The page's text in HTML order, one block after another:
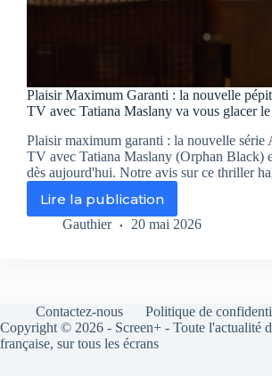
Plaisir Maximum Garanti : la nouvelle
TV avec Tatiana Maslany va vous glacer le
Plaisir maximum garanti : la nouvelle série
TV avec Tatiana Maslany (Orphan Black)
dès aujourd'hui. Notre avis sur ce thriller
Lire la publication
Plaisir
Maximum
pépite
Apple
TV
Gauthier 20 mai 2026
Contactez-nous
Politique de
Copyright © 2026 - Screen+ - Toute l'actualité
française, sur tous les écrans